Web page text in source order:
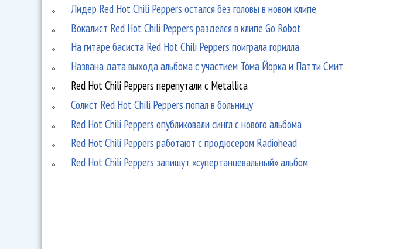
Лидер Red Hot Chili Peppers остался без головы в новом клипе
Вокалист Red Hot Chili Peppers разделся в клипе Go Robot
На гитаре басиста Red Hot Chili Peppers поиграла горилла
Названа дата выхода альбома с участием Тома Йорка и Патти Смит
Red Hot Chili Peppers перепутали с Metallica
Солист Red Hot Chili Peppers попал в больницу
Red Hot Chili Peppers опубликовали сингл с нового альбома
Red Hot Chili Peppers работают с продюсером Radiohead
Red Hot Chili Peppers запишут «супертанцевальный» альбом